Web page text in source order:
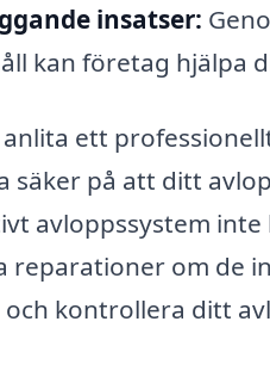
insatser:
kan företag hjälpa
ett
säker på att ditt
avloppssystem
reparationer om de
kontrollera ditt